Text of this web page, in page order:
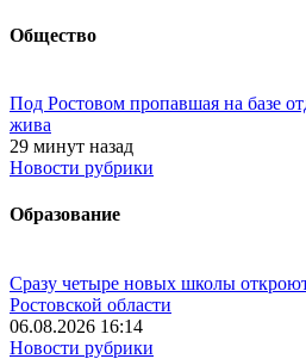
Общество
Под Ростовом пропавшая на базе
жива
29 минут назад
Новости рубрики
Образование
Сразу четыре новых школы
Ростовской области
06.08.2026 16:14
Новости рубрики